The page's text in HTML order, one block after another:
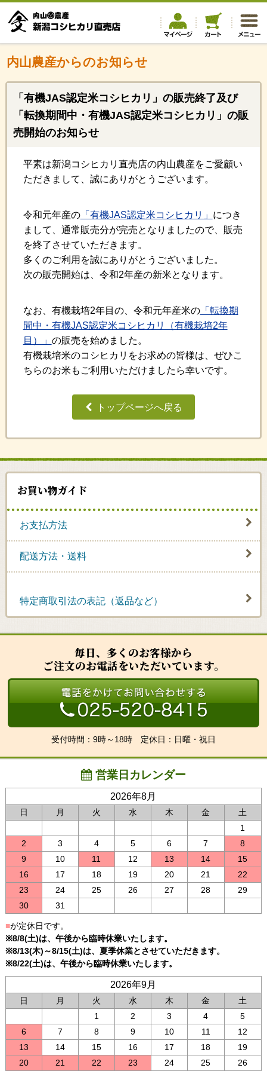
内山農産からのお知らせ
「有機JAS認定米コシヒカリ」の販売終了及び
「転換期間中・有機JAS認定米コシヒカリ」の販
売開始のお知らせ
平素は新潟コシヒカリ直売店の内山農産をご愛顧い
ただきまして、誠にありがとうございます。
令和元年産の「有機JAS認定米コシヒカリ」 につき
まして、通常販売分が完売となりましたので、販売
を終了させていただきます。
多くのご利用を誠にありがとうございました。
次の販売開始は、令和2年産の新米となります。
なお、有機栽培2年目の、令和元年産米の「転換期
間中・有機JAS認定米コシヒカリ（有機栽培2年
目）」 の販売を始めました。
有機栽培米のコシヒカリをお求めの皆様は、ぜひこ
ちらのお米もご利用いただけましたら幸いです。
トップページへ戻る
お買い物ガイド
お支払方法
配送方法・送料
特定商取引法の表記（返品など）
毎日、多くのお客様から
ご注文のお電話をいただいています。
受付時間：9時～18時 定休日：日曜・祝日
営業日カレンダー
2026年8月
日 月 火 水 木 金
土
1
2
3 4 5 6 7
8
9
10 11 12 13 14
15
16
17 18 19 20 21
22
23
24 25 26 27 28
29
30
31
■が定休日です。
※8/8(土)は、午後から臨時休業いたします。
※8/13(木)～8/15(土)は、夏季休業とさせていただきます。
※8/22(土)は、午後から臨時休業いたします。
2026年9月
日 月 火 水 木 金
土
1
2 3 4
5
6
7 8 9 10 11
12
13
14 15 16 17 18
19
20
21 22 23 24 25 26